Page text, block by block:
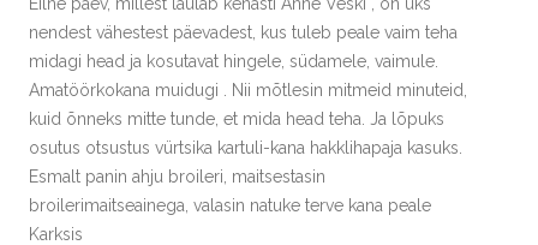
nendest vähestest päevadest, kus tuleb peale vaim teha
midagi head ja kosutavat hingele, südamele, vaimule.
Amatöörkokana muidugi . Nii mõtlesin mitmeid minuteid,
kuid õnneks mitte tunde, et mida head teha. Ja lõpuks
osutus otsustus vürtsika kartuli-kana hakklihapaja kasuks.
Esmalt panin ahju broileri, maitsestasin
broilerimaitseainega, valasin natuke terve kana peale
Karksis